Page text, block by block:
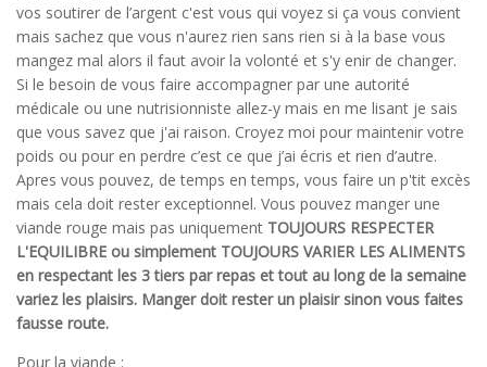
vos soutirer de l’argent c'est vous qui voyez si ça vous convient
mais sachez que vous n'aurez rien sans rien si à la base vous
mangez mal alors il faut avoir la volonté et s'y enir de changer.
Si le besoin de vous faire accompagner par une autorité
médicale ou une nutrisionniste allez-y mais en me lisant je sais
que vous savez que j'ai raison. Croyez moi pour maintenir votre
poids ou pour en perdre c’est ce que j’ai écris et rien d’autre.
Apres vous pouvez, de temps en temps, vous faire un p'tit excès
mais cela doit rester exceptionnel. Vous pouvez manger une
viande rouge mais pas uniquement TOUJOURS RESPECTER
L'EQUILIBRE ou simplement TOUJOURS VARIER LES ALIMENTS
en respectant les 3 tiers par repas et tout au long de la semaine
variez les plaisirs. Manger doit rester un plaisir sinon vous faites
fausse route.
Pour la viande :